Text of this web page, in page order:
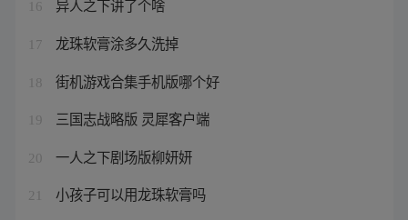
16 异人之下讲了个啥
17 龙珠软膏涂多久洗掉
18 街机游戏合集手机版哪个好
19 三国志战略版 灵犀客户端
20 一人之下剧场版柳妍妍
21 小孩子可以用龙珠软膏吗